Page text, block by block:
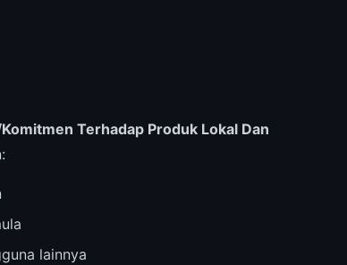
Terhadap Produk Lokal Dan
lainnya